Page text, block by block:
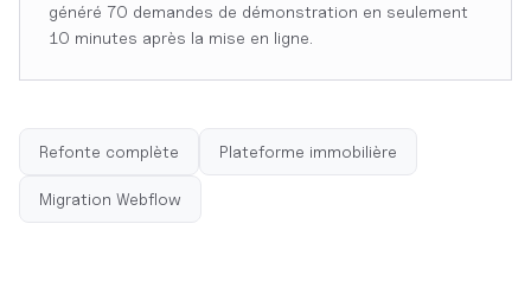
généré 70 demandes de démonstration en seulement
10 minutes après la mise en ligne.
Refonte complète Plateforme immobilière
Migration Webflow